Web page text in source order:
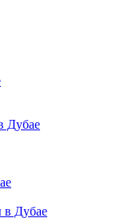
Дубае
в Дубае